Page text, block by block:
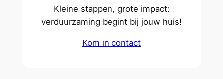
Kleine stappen, grote impact:
verduurzaming begint bij jouw huis!
Kom in contact